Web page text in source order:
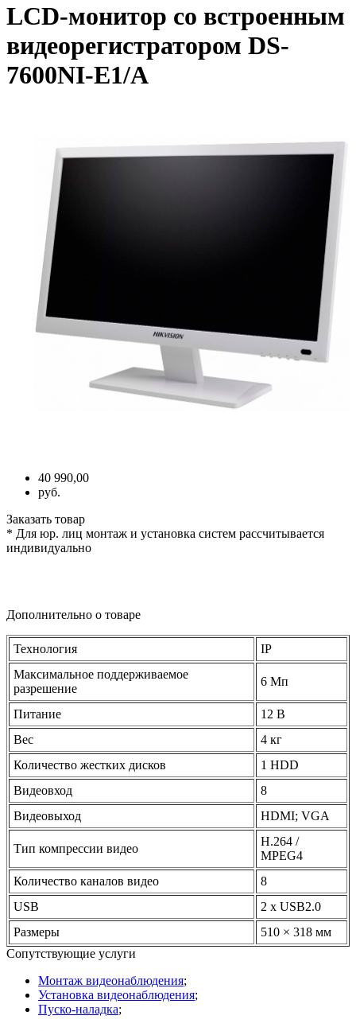
LCD-монитор со встроенным
видеорегистратором DS-
7600NI-E1/A
40 990,00
руб.
Заказать товар
* Для юр. лиц монтаж и установка систем рассчитывается
индивидуально
Дополнительно о товаре
Технология
IP
Максимальное поддерживаемое
разрешение
6 Мп
Питание
12 В
Вес
4 кг
Количество жестких дисков
1 HDD
Видеовход
8
Видеовыход
HDMI; VGA
Тип компрессии видео
H.264 /
MPEG4
Количество каналов видео
8
USB
2 x USB2.0
Размеры
510 × 318 мм
Сопутствующие услуги
Монтаж видеонаблюдения;
Установка видеонаблюдения;
Пуско-наладка;